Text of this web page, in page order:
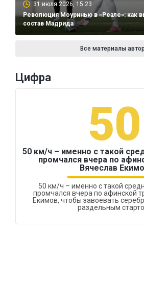
31 июля 2026, 15:23
Революция Моуринью в «Реале»: как
состав Мадрида
Все материалы
Цифра
50
50 км/ч – именно с такой
промчался вчера по
Вячеслав
50 км/ч – именно с такой
промчался вчера по афинской
Екимов, чтобы завоевать
раздельным